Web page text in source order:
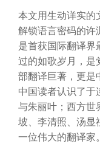
本文用生动详实的
解锁语言密码的许
是首获国际翻译界
过的如歌岁月，是
部翻译巨著，更是
中国读者认识了于
与朱丽叶；西方世
坡、李清照、汤
一位伟大的翻译家